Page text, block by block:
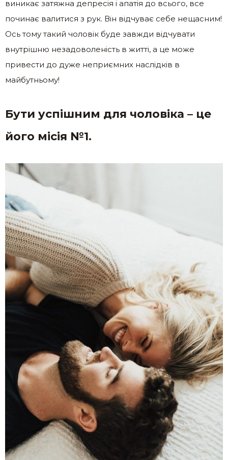
виникає затяжна депресія і апатія до всього, все
починає валитися з рук. Він відчуває себе нещасним!
Ось тому такий чоловік буде завжди відчувати
внутрішню незадоволеність в житті, а це може
привести до дуже неприємних наслідків в
майбутньому!
Бути успішним для чоловіка – це
його місія №1.